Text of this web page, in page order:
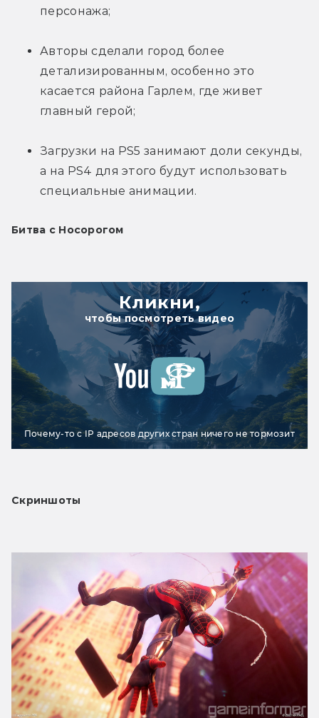
персонажа;
Авторы сделали город более
детализированным, особенно это
касается района Гарлем, где живет
главный герой;
Загрузки на PS5 занимают доли секунды,
а на PS4 для этого будут использовать
специальные анимации.
Битва с Носорогом
Кликни,
чтобы посмотреть видео
Почему-то с IP адресов других стран ничего не тормозит
Скриншоты